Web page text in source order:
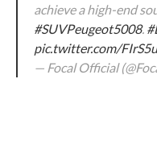
achieve a high-end
#SUVPeugeot5008.
pic.twitter.com/
— Focal Official